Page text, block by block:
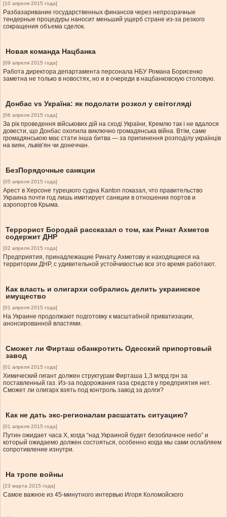
[10 апреля 2015 года]
Разбазаривание государственных финансов через непрозрачные
тендерные процедуры наносит меньший ущерб стране из-за резкого
сокращения объема сделок.
Новая команда Нацбанка
[09 апреля 2015 года]
Работа директора департамента персонала НБУ Романа Борисенко
заметна не только в новостях, но и в очереди в нацбанковскую столовую.
Донбас vs Україна: як подолати розкол у світогляді
[06 апреля 2015 года]
За рік проведення військових дій на сході України, Кремлю так і не вдалося
довести, що Донбас охопила виключно громадянська війна. Втім, саме
громадянською має стати інша битва — за припинення розподілу українців
на киян, львів’ян чи донеччан.
БезПорядочные санкции
[05 апреля 2015 года]
Арест в Херсоне турецкого судна Kanton показал, что правительство
Украина почти год лишь имитирует санкции в отношении портов и
аэропортов Крыма.
Террорист Бородай рассказал о том, как Ринат Ахметов
содержит ДНР
[02 апреля 2015 года]
Предприятия, принадлежащие Ринату Ахметову и находящиеся на
территории ДНР, с удивительной устойчивостью все это время работают.
Как власть и олигархи собрались делить украинское
имущество
[01 апреля 2015 года]
На Украине продолжают подготовку к масштабной приватизации,
анонсированной властями.
Сможет ли Фирташ обанкротить Одесский припортовый
завод
[01 апреля 2015 года]
Химический гигант должен структурам Фирташа 1,3 млрд грн за
поставленный газ. Из-за подорожания газа средств у предприятия нет.
Сможет ли олигарх взять под контроль завод за долги?
Как не дать экс-регионалам расшатать ситуацию?
[01 апреля 2015 года]
Путин ожидает часа Х, когда “над Украиной будет безоблачное небо” и
который ожидаемо должен состояться, особенно когда мы сами ослабляем
сопротивление изнутри.
На тропе войны
[23 марта 2015 года]
Самое важное из 45-минутного интервью Игоря Коломойского